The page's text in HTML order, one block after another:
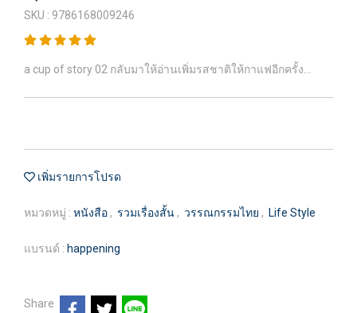
SKU : 9786168009246
a cup of story 02 กลับมาให้อ่านเพิ่มรสชาติให้กาแฟอีกครั้ง...
เพิ่มรายการโปรด
หมวดหมู่ : หนังสือ , รวมเรื่องสั้น , วรรณกรรมไทย , Life Style
แบรนด์ : happening
Share